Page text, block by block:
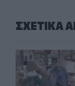
ΣΧΕΤΙΚA